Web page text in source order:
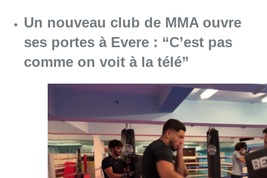
Un nouveau club de MMA ouvre
ses portes à Evere : “C’est pas
comme on voit à la télé”